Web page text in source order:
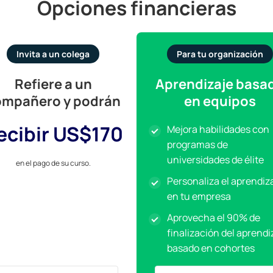
Opciones financieras
Invita a un colega
Refiere a un
y podrán
US$170
en el pago de su curso.
Para tu organización
Aprendizaje
en equipos
Mejora habilidades con
programas de
universidades de élite
Personaliza el
en tu empresa
Aprovecha el 90% de
finalización del
basado en cohortes